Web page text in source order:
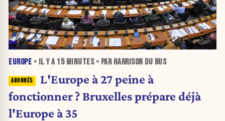
EUROPE • IL Y A 15 MINUTES• PAR HARRISON DU BUS
L'Europe à 27 peine à
fonctionner ? Bruxelles prépare déjà
l'Europe à 35